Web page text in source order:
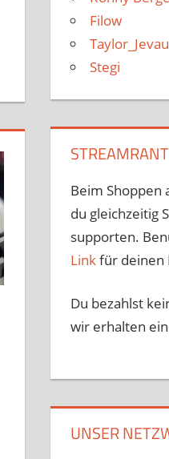
Filow
Stegi
Beim Shoppen
du gleichzeitig
supporten.
Linkfür deinen
Du bezahlst
wir erhalten
UNSER